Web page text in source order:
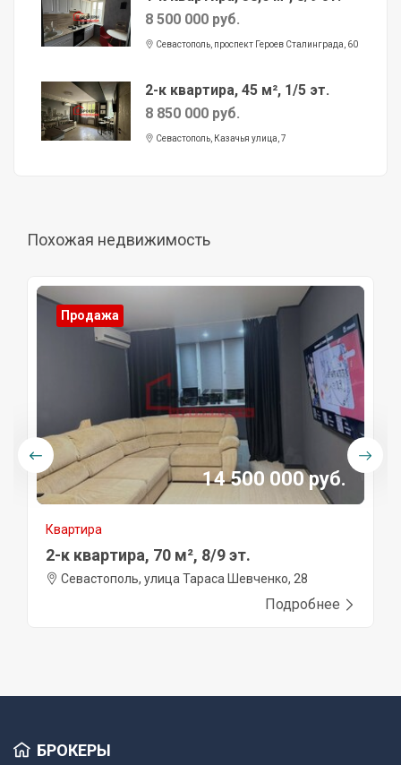
8 500 000 руб.
Севастополь, проспект Героев Сталинграда, 60
2-к квартира, 45 м², 1/5 эт.
8 850 000 руб.
Севастополь, Казачья улица, 7
Похожая недвижимость
Продажа
14 500 000 руб.
Квартира
2-к квартира, 70 м², 8/9 эт.
Севастополь, улица Тараса Шевченко, 28
Подробнее
БРОКЕРЫ